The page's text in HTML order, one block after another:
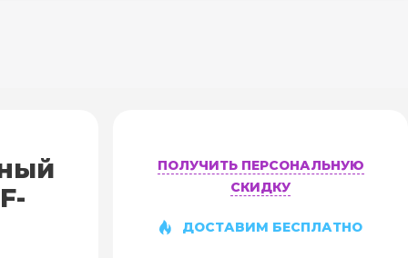
ПОЛУЧИТЬ ПЕРСОНАЛЬНУЮ
СКИДКУ
ДОСТАВИМ БЕСПЛАТНО